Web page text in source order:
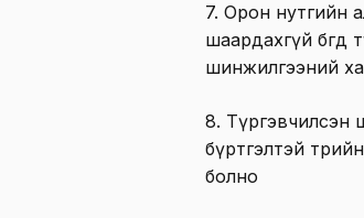
7. Орон нутгийн
шаардахгүй
шинжилгээний
8.
бүртгэлтэй
болно